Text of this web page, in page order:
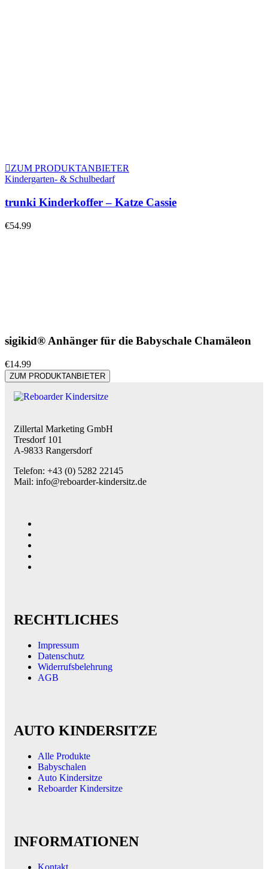
ZUM PRODUKTANBIETER
Kindergarten- & Schulbedarf
trunki Kinderkoffer – Katze Cassie
€54.99
sigikid® Anhänger für die Babyschale Chamäleon
€14.99
ZUM PRODUKTANBIETER
Zillertal Marketing GmbH
Tresdorf 101
A-9833 Rangersdorf
Telefon: +43 (0) 5282 22145
Mail: info@reboarder-kindersitz.de
RECHTLICHES
Impressum
Datenschutz
Widerrufsbelehrung
AGB
AUTO KINDERSITZE
Alle Produkte
Babyschalen
Auto Kindersitze
Reboarder Kindersitze
INFORMATIONEN
Kontakt